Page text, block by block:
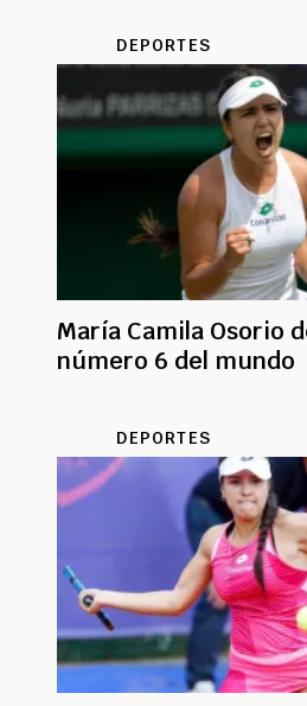
DEPORTES
María Camila Osorio
número 6 del mundo
DEPORTES